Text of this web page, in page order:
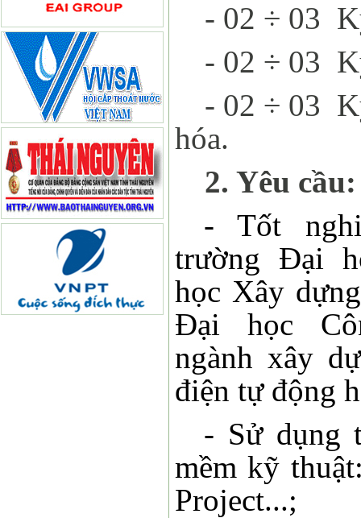
- 02 ÷ 03
- 02 ÷ 03
- 02 ÷ 03
hóa.
2. Yêu cầu:
- Tốt
trường Đại
học Xây
Đại học
ngành xây
điện tự động
- Sử dụng
mềm kỹ
Project...;